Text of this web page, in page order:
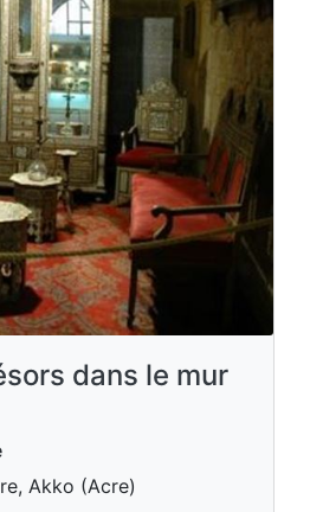
dans le mur
Akko (Acre)